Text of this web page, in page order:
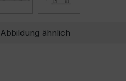
Abbildung ähnlich